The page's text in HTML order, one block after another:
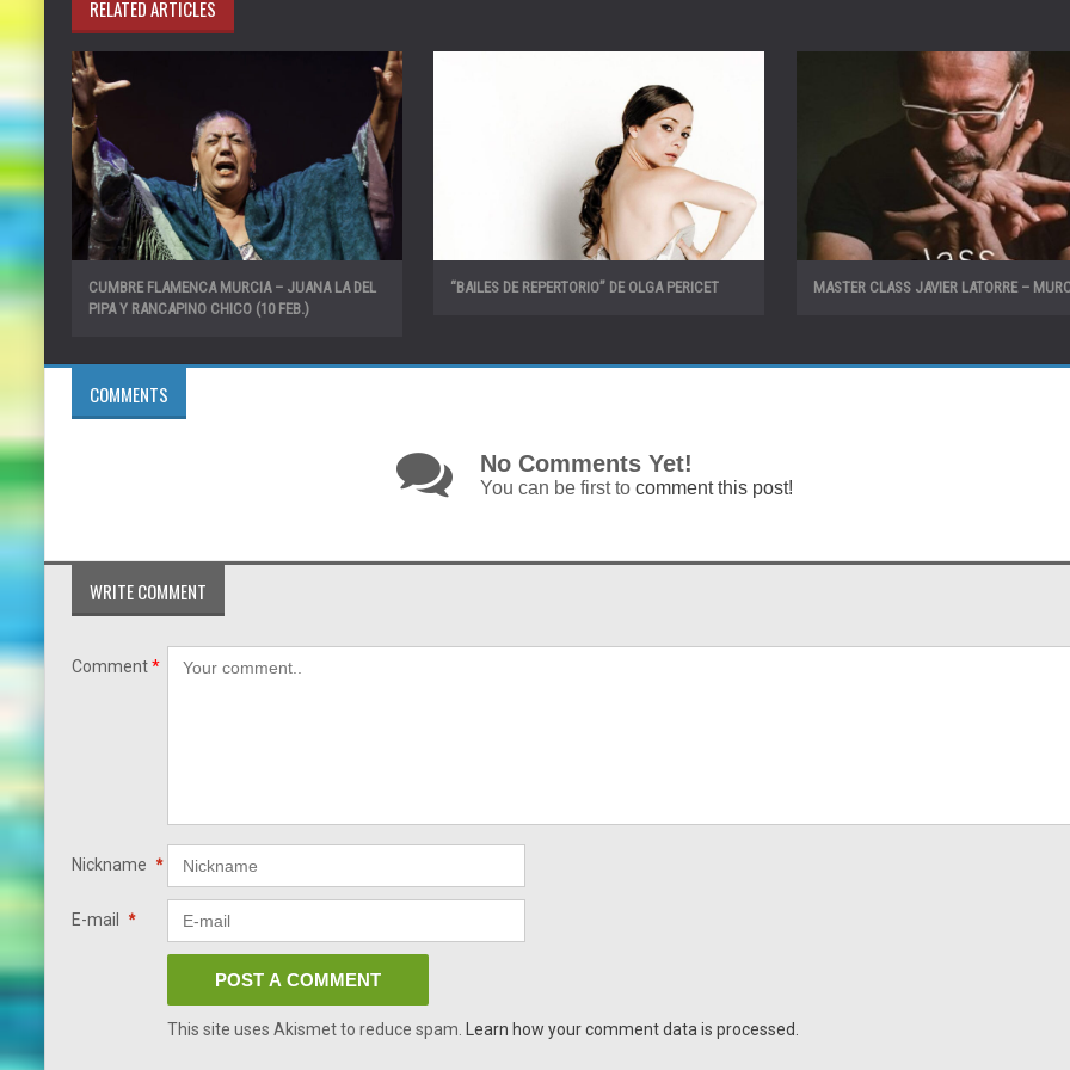
RELATED ARTICLES
CUMBRE FLAMENCA MURCIA – JUANA LA DEL
PIPA Y RANCAPINO CHICO (10 FEB.)
“BAILES DE REPERTORIO” DE OLGA PERICET MASTER CLASS JAVIER LATORRE –
COMMENTS
No Comments Yet!
You can be first to comment this post!
WRITE COMMENT
Comment*
Nickname *
E-mail *
This site uses Akismet to reduce spam. Learn how your comment data is processed.